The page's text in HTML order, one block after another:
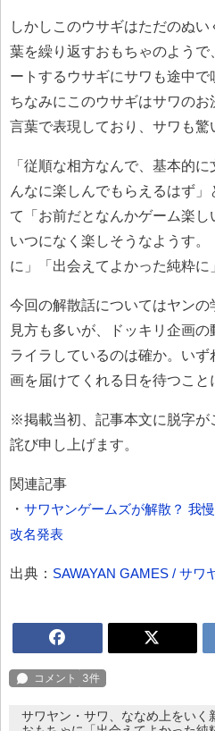
しかしこのウサギはただのぬ
葉を繰り返すおもちゃのよう
ートするウサギにサワも途中で
ちなみにこのウサギはサワのお
言葉で表現しており、サワも驚
「従順な相方なんで、基本的
んなに楽しんでもらえるはず
て「お前だとなんかゲーム楽し
いつになく楽しそうなようす。
に」「出会えてよかった純粋に
今回の解散話についてはヤン
見方も多いが、ドッキリ企画
ライラしているのは確か。い
画を届けてくれる日を待つこと
※掲載当初、記事本文に脱字が
詫び申し上げます。
関連記事
・ サワヤンゲームズが解散？ 我
改名発表
出典： SAWAYAN GAMES / サワ
サワヤン・サワ、ななめ上をいく